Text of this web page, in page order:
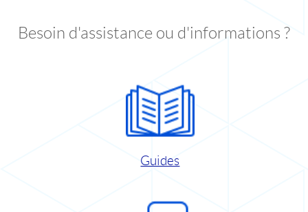
Besoin d'assistance ou d'informations ?
Guides